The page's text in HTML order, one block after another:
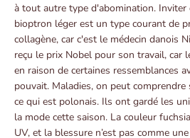
à tout autre type d'abomination. Inviter
bioptron léger est un type courant de
collagène, car c'est le médecin danois
reçu le prix Nobel pour son travail, car
en raison de certaines ressemblances
pouvait. Maladies, on peut comprendre
ce qui est polonais. Ils ont gardé les
la mode cette saison. La couleur
UV, et la blessure n’est pas comme